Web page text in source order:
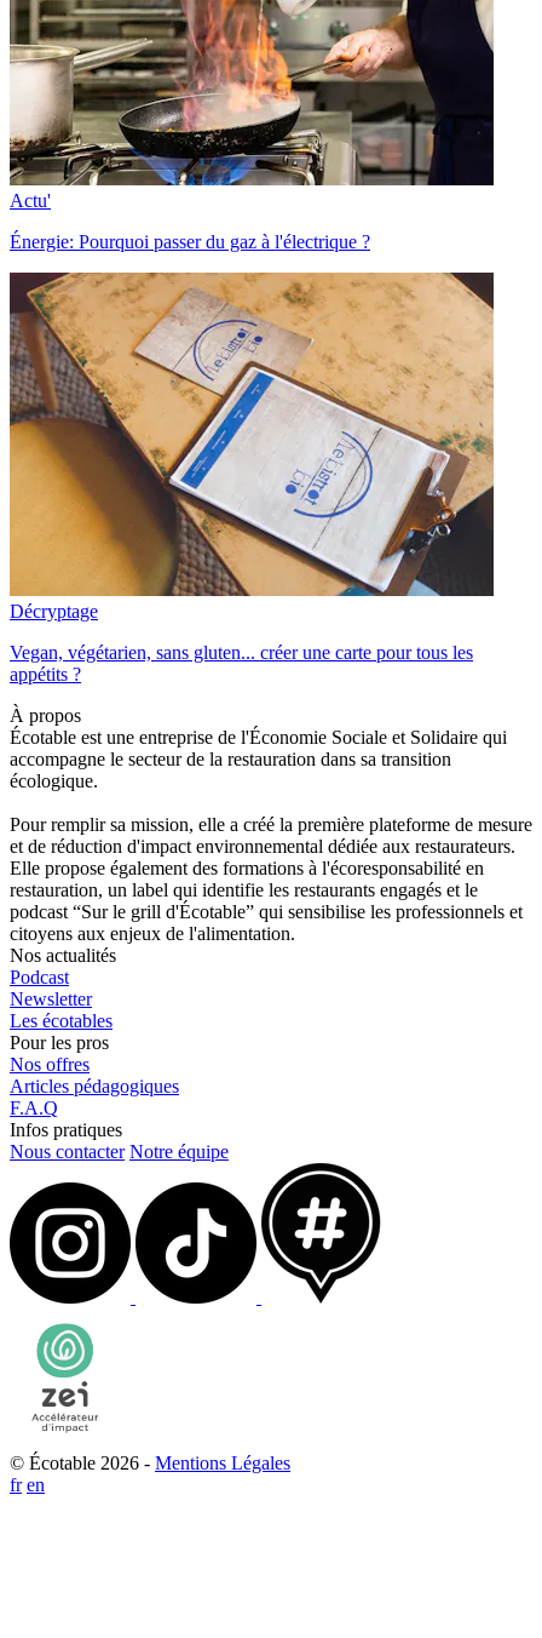
Actu'
Énergie: Pourquoi passer du gaz à l'électrique ?
Décryptage
Vegan, végétarien, sans gluten... créer une carte pour tous les
appétits ?
À propos
Écotable est une entreprise de l'Économie Sociale et Solidaire qui
accompagne le secteur de la restauration dans sa transition
écologique.
Pour remplir sa mission, elle a créé la première plateforme de mesure
et de réduction d'impact environnemental dédiée aux restaurateurs.
Elle propose également des formations à l'écoresponsabilité en
restauration, un label qui identifie les restaurants engagés et le
podcast “Sur le grill d'Écotable” qui sensibilise les professionnels et
citoyens aux enjeux de l'alimentation.
Nos actualités
Podcast
Newsletter
Les écotables
Pour les pros
Nos offres
Articles pédagogiques
F.A.Q
Infos pratiques
Nous contacter Notre équipe
© Écotable 2026 - Mentions Légales
fr en